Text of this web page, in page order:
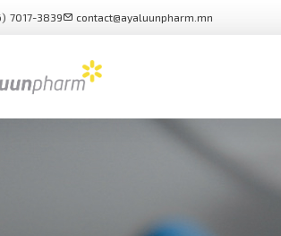
7017-3839 contact@ayaluunpharm.mn